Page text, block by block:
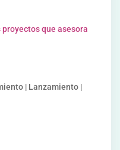
que asesora
| Lanzamiento |